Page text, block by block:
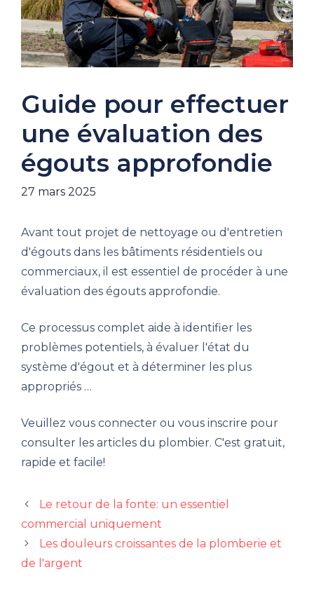
Guide pour effectuer
une évaluation des
égouts approfondie
27 mars 2025
Avant tout projet de nettoyage ou d'entretien
d'égouts dans les bâtiments résidentiels ou
commerciaux, il est essentiel de procéder à une
évaluation des égouts approfondie.
Ce processus complet aide à identifier les
problèmes potentiels, à évaluer l'état du
système d'égout et à déterminer les plus
appropriés …
Veuillez vous connecter ou vous inscrire pour
consulter les articles du plombier. C'est gratuit,
rapide et facile!
Le retour de la fonte: un essentiel
commercial uniquement
Les douleurs croissantes de la plomberie et
de l'argent